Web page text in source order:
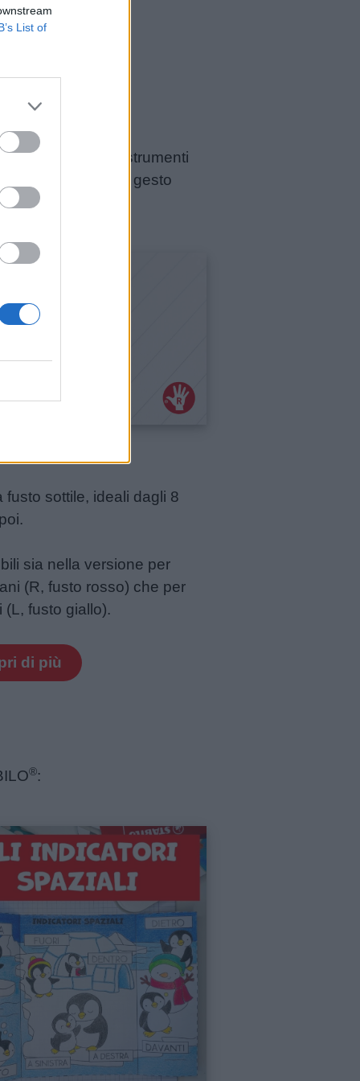
List of
: strumenti
sviluppando un gesto
fusto sottile, ideali dagli 8
sia nella versione per
(R, fusto rosso) che per
(L, fusto giallo).
di più
®: